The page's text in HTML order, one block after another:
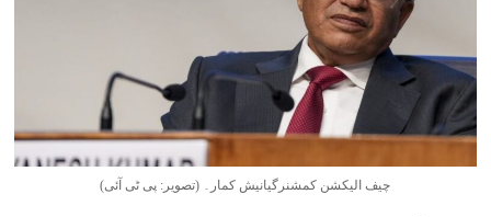
چیف الیکشن کمشنرگیانیش کمار۔ (تصویر: پی ٹی آئی)